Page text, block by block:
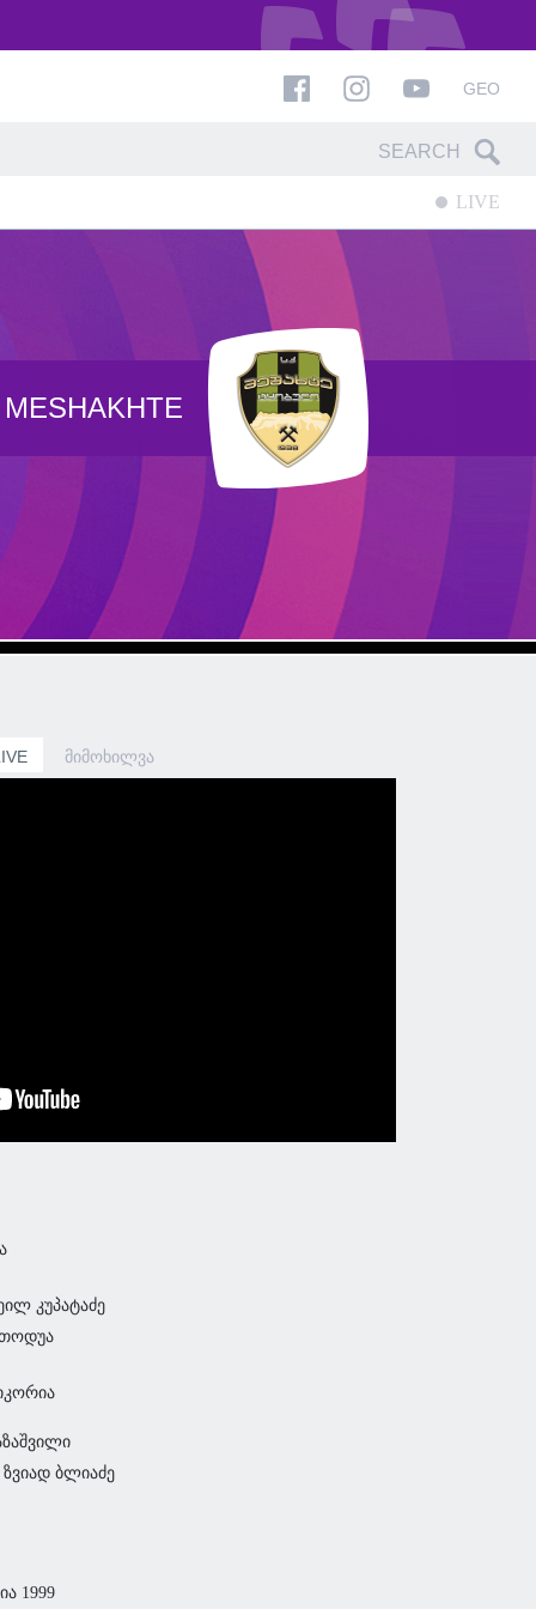
GEO
LIVE
MESHAKHTE
ᲛᲘᲛᲝᲮᲘᲚᲕᲐ
კუპატაძე
ზვიად ბლიაძე
1999